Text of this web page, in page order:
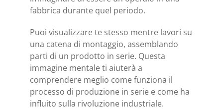
fabbrica durante quel periodo.
Puoi visualizzare te stesso mentre lavori su
una catena di montaggio, assemblando
parti di un prodotto in serie. Questa
immagine mentale ti aiuterà a
comprendere meglio come funziona il
processo di produzione in serie e come ha
influito sulla rivoluzione industriale.